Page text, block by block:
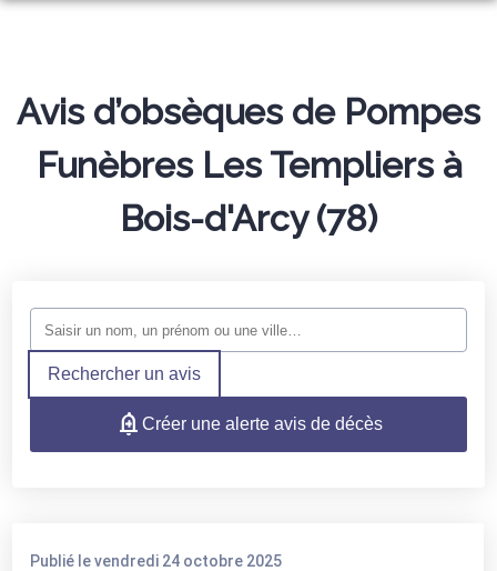
MONUMENTS FUNÉRAIRES
NOS AGENCES
NOTRE CHAMBRE FUNERAIRE
Avis d’obsèques de Pompes
Funèbres Les Templiers à
Bois-d'Arcy (78)
Rechercher un avis
Créer une alerte avis de décès
Publié le vendredi 24 octobre 2025